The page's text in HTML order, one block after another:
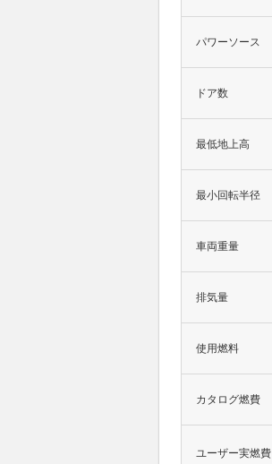
パワーソース
ドア数
最低地上高
最小回転半径
車両重量
排気量
使用燃料
カタログ燃費
ユーザー実燃費